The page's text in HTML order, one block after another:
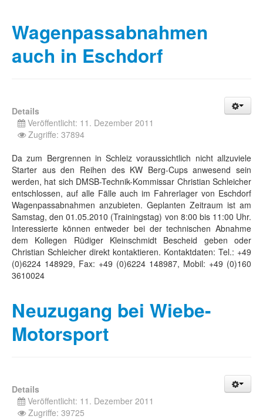
Wagenpassabnahmen
auch in Eschdorf
Details
Veröffentlicht: 11. Dezember 2011
Zugriffe: 37894
Da zum Bergrennen in Schleiz voraussichtlich nicht allzuviele
Starter aus den Reihen des KW Berg-Cups anwesend sein
werden, hat sich DMSB-Technik-Kommissar Christian Schleicher
entschlossen, auf alle Fälle auch im Fahrerlager von Eschdorf
Wagenpassabnahmen anzubieten. Geplanten Zeitraum ist am
Samstag, den 01.05.2010 (Trainingstag) von 8:00 bis 11:00 Uhr.
Interessierte können entweder bei der technischen Abnahme
dem Kollegen Rüdiger Kleinschmidt Bescheid geben oder
Christian Schleicher direkt kontaktieren. Kontaktdaten: Tel.: +49
(0)6224 148929, Fax: +49 (0)6224 148987, Mobil: +49 (0)160
3610024
Neuzugang bei Wiebe-
Motorsport
Details
Veröffentlicht: 11. Dezember 2011
Zugriffe: 39725